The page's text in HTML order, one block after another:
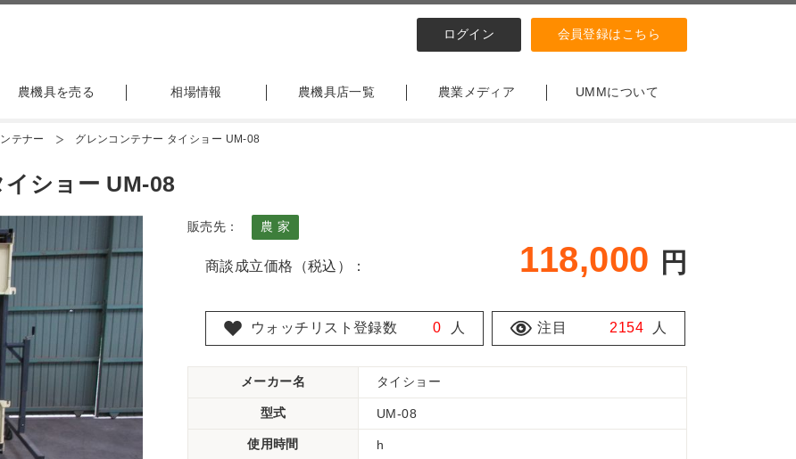
ログイン 会員登録はこちら
農機具を売る 相場情報 農機具店一覧 農業メディア UMMについて
テナー グレンコンテナー タイショー UM-08
ショー UM-08
販売先： 農 家
商談成立価格（税込）： 118,000 円
ウォッチリスト登録数 0 人 注目 2154 人
メーカー名 タイショー
型式 UM-08
使用時間 h